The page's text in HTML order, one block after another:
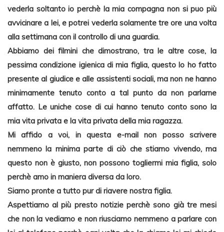
vederla soltanto io perchè la mia compagna non si puo più
avvicinare a lei, e potrei vederla solamente tre ore una volta
alla settimana con il controllo di una guardia.
Abbiamo dei filmini che dimostrano, tra le altre cose, la
pessima condizione igienica di mia figlia, questo lo ho fatto
presente al giudice e alle assistenti sociali, ma non ne hanno
minimamente tenuto conto a tal punto da non parlarne
affatto. Le uniche cose di cui hanno tenuto conto sono la
mia vita privata e la vita privata della mia ragazza.
Mi affido a voi, in questa e-mail non posso scrivere
nemmeno la minima parte di ciò che stiamo vivendo, ma
questo non è giusto, non possono togliermi mia figlia, solo
perchè amo in maniera diversa da loro.
Siamo pronte a tutto pur di riavere nostra figlia.
Aspettiamo al più presto notizie perchè sono già tre mesi
che non la vediamo e non riusciamo nemmeno a parlare con